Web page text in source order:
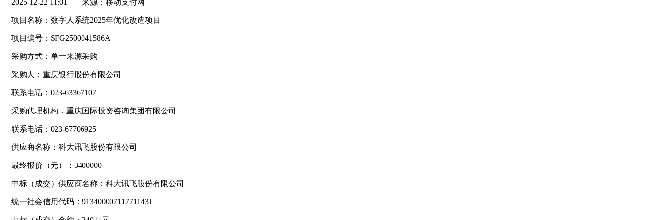
2025-12-22 11:01 来源：移动支付网
项目名称：数字人系统2025年优化改造项目
项目编号：SFG2500041586A
采购方式：单一来源采购
采购人：重庆银行股份有限公司
联系电话：023-63367107
采购代理机构：重庆国际投资咨询集团有限公司
联系电话：023-67706925
供应商名称：科大讯飞股份有限公司
最终报价（元）：3400000
中标（成交）供应商名称：科大讯飞股份有限公司
统一社会信用代码：91340000711771143J